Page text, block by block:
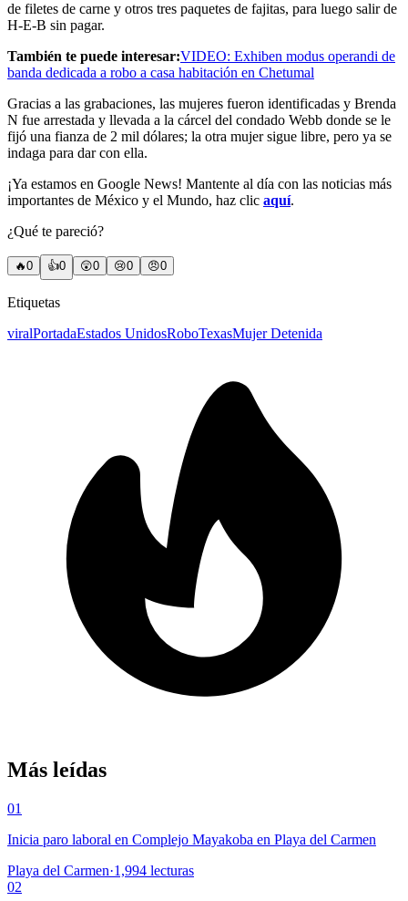
de filetes de carne y otros tres paquetes de fajitas, para luego salir de
H-E-B sin pagar.
También te puede interesar:VIDEO: Exhiben modus operandi de
banda dedicada a robo a casa habitación en Chetumal
Gracias a las grabaciones, las mujeres fueron identificadas y Brenda
N fue arrestada y llevada a la cárcel del condado Webb donde se le
fijó una fianza de 2 mil dólares; la otra mujer sigue libre, pero ya se
indaga para dar con ella.
¡Ya estamos en Google News! Mantente al día con las noticias más
importantes de México y el Mundo, haz clic aquí.
¿Qué te pareció?
🔥0 👍0 😲0 😢0 😠0
Etiquetas
viralPortadaEstados UnidosRoboTexasMujer Detenida
Más leídas
01
Inicia paro laboral en Complejo Mayakoba en Playa del Carmen
Playa del Carmen·1,994 lecturas
02